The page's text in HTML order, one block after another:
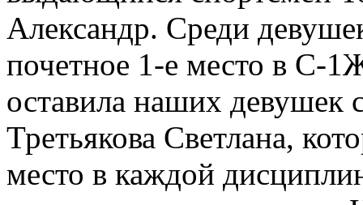
Александр. Среди
почетное 1-е место в С-
оставила наших девушек
Третьякова Светлана,
место в каждой